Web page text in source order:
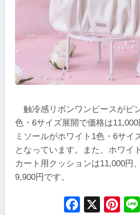
触冷感リボンワンピースがピ
色・6サイズ展開で価格は
ミソールがホワイト1色・6サイ
となっています。また、ホワイ
カート用クッションは11,000円
9,900円です。
X